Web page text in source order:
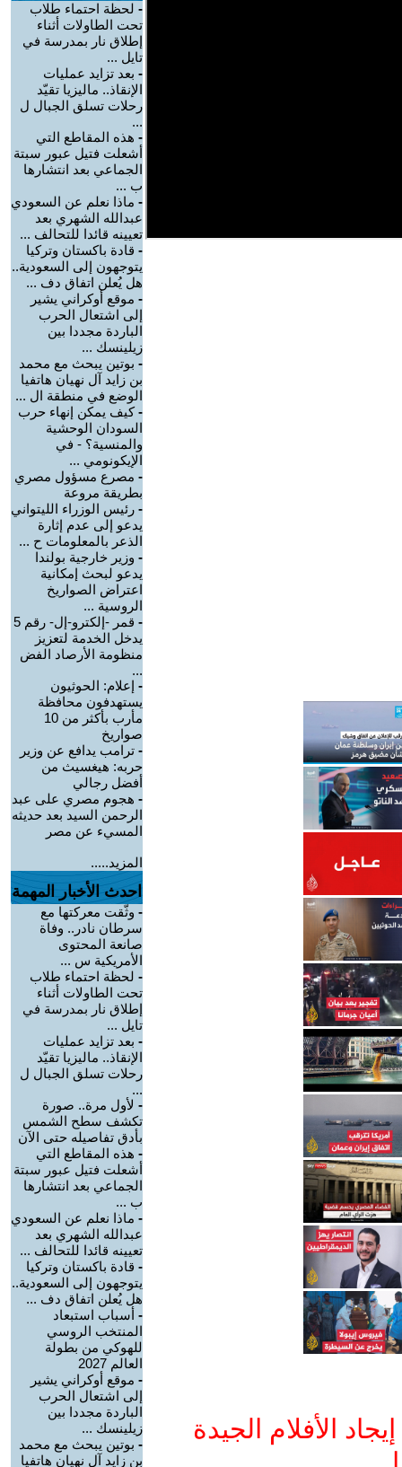
الأفلام الجيدة
- لحظة احتماء طلاب
تحت الطاولات أثناء
إطلاق نار بمدرسة في
تايل ...
- بعد تزايد عمليات
الإنقاذ.. ماليزيا تقيّد
رحلات تسلق الجبال ل
...
- هذه المقاطع التي
أشعلت فتيل عبور سبتة
الجماعي بعد انتشارها
ب ...
- ماذا نعلم عن السعودي
عبدالله الشهري بعد
تعيينه قائدا للتحالف ...
- قادة باكستان وتركيا
يتوجهون إلى السعودية..
هل يُعلن اتفاق دف ...
- موقع أوكراني يشير
إلى اشتعال الحرب
الباردة مجددا بين
زيلينسك ...
- بوتين يبحث مع محمد
بن زايد آل نهيان هاتفيا
الوضع في منطقة ال ...
-كيف يمكن إنهاء حرب
السودان الوحشية
والمنسية؟ - في
الإيكونومي ...
- مصرع مسؤول مصري
بطريقة مروعة
- رئيس الوزراء الليتواني
يدعو إلى عدم إثارة
الذعر بالمعلومات ح ...
- وزير خارجية بولندا
يدعو لبحث إمكانية
اعتراض الصواريخ
الروسية ...
-
قمر -إلكترو-إل- رقم 5
يدخل الخدمة لتعزيز
منظومة الأرصاد الفض
...
- إعلام: الحوثيون
يستهدفون محافظة
مأرب بأكثر من 10
صواريخ
- ترامب يدافع عن وزير
حربه: هيغسيث من
أفضل رجالي
- هجوم مصري على عبد
الرحمن السيد بعد حديثه
المسيء عن مصر
المزيد.....
احدث الأخبار المهمة
- وثّقت معركتها مع
سرطان نادر.. وفاة
صانعة المحتوى
الأمريكية س ...
- لحظة احتماء طلاب
تحت الطاولات أثناء
إطلاق نار بمدرسة في
تايل ...
- بعد تزايد عمليات
الإنقاذ.. ماليزيا تقيّد
رحلات تسلق الجبال ل
...
- لأول مرة.. صورة
تكشف سطح الشمس
بأدق تفاصيله حتى الآن
- هذه المقاطع التي
أشعلت فتيل عبور سبتة
الجماعي بعد انتشارها
ب ...
- ماذا نعلم عن السعودي
عبدالله الشهري بعد
تعيينه قائدا للتحالف ...
- قادة باكستان وتركيا
يتوجهون إلى السعودية..
هل يُعلن اتفاق دف ...
- أسباب استبعاد
المنتخب الروسي
للهوكي من بطولة
العالم 2027
- موقع أوكراني يشير
إلى اشتعال الحرب
الباردة مجددا بين
زيلينسك ...
- بوتين يبحث مع محمد
بن زايد آل نهيان هاتفيا